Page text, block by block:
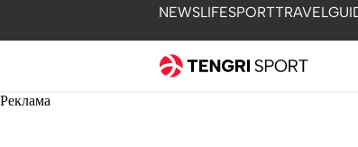
NEWSLIFESPORTTRAVEL
Реклама